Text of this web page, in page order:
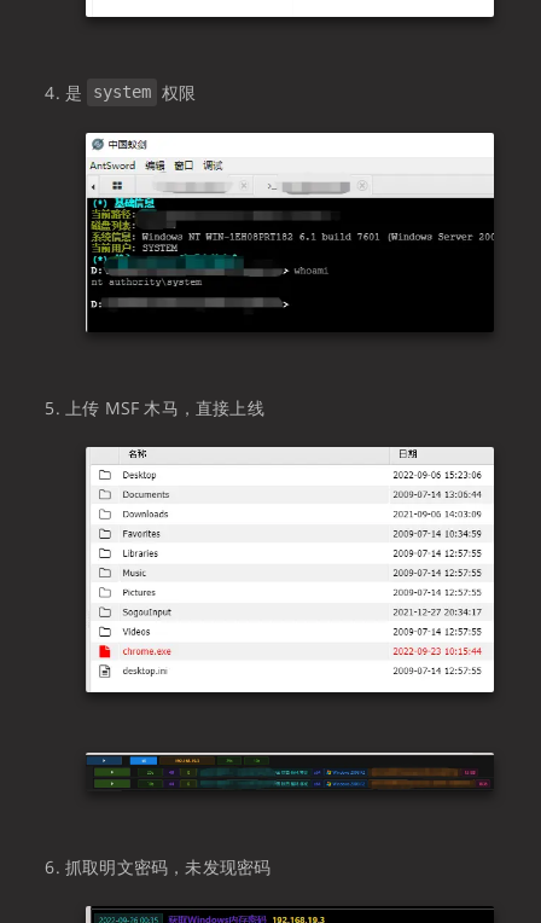
是 system 权限
上传 MSF 木马，直接上线
抓取明文密码，未发现密码